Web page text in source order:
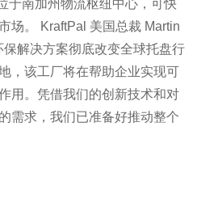
于南加州物流枢纽中心，可快
场。 KraftPal 美国总裁 Martin
保解决方案彻底改变全球托盘行
，该工厂将在帮助企业实现可
用。凭借我们的创新技术和对
需求，我们已准备好推动整个